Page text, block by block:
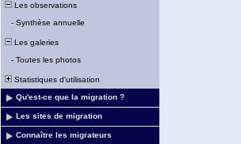
Les observations
- Synthèse annuelle
Les galeries
- Toutes les photos
Statistiques d'utilisation
Qu'est-ce que la migration ?
Les sites de migration
Connaître les migrateurs